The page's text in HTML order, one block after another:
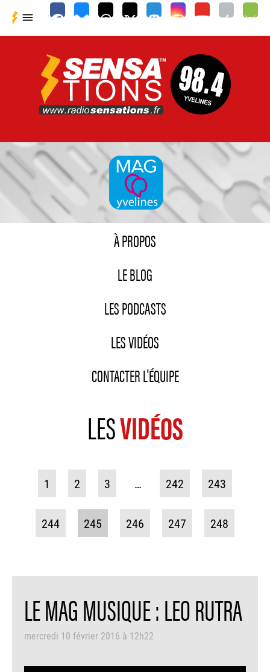

À PROPOS
LE BLOG
LES PODCASTS
LES VIDÉOS
CONTACTER L'ÉQUIPE
LESVIDÉOS
1 2 3 … 242 243
244 245 246 247 248
LE MAG MUSIQUE : LEO RUTRA
mercredi 10 février 2016 à 12h22